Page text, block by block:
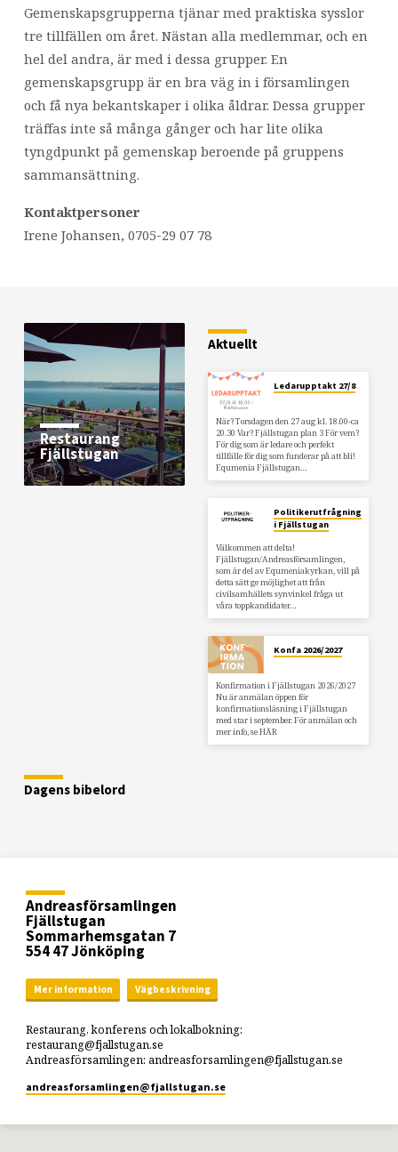
Gemenskapsgrupperna tjänar med praktiska sysslor
tre tillfällen om året. Nästan alla medlemmar, och en
hel del andra, är med i dessa grupper. En
gemenskapsgrupp är en bra väg in i församlingen
och få nya bekantskaper i olika åldrar. Dessa grupper
träffas inte så många gånger och har lite olika
tyngdpunkt på gemenskap beroende på gruppens
sammansättning.
Kontaktpersoner
Irene Johansen, 0705-29 07 78
Restaurang
Fjällstugan
Aktuellt
Ledarupptakt 27/8
När? Torsdagen den 27 aug kl. 18.00-ca
20.30 Var? Fjällstugan plan 3 För vem?
För dig som är ledare och perfekt
tillfälle för dig som funderar på att bli!
Equmenia Fjällstugan…
Politikerutfrågning
i Fjällstugan
Välkommen att delta!
Fjällstugan/Andreasförsamlingen,
som är del av Equmeniakyrkan, vill på
detta sätt ge möjlighet att från
civilsamhällets synvinkel fråga ut
våra toppkandidater…
Konfa 2026/2027
Konfirmation i Fjällstugan 2026/2027
Nu är anmälan öppen för
konfirmationsläsning i Fjällstugan
med star i september. För anmälan och
mer info, se HÄR
Dagens bibelord
Andreasförsamlingen
Fjällstugan
Sommarhemsgatan 7
554 47 Jönköping
Mer information Vägbeskrivning
Restaurang, konferens och lokalbokning:
restaurang@fjallstugan.se
Andreasförsamlingen: andreasforsamlingen@fjallstugan.se
andreasforsamlingen​@fjallstugan.se